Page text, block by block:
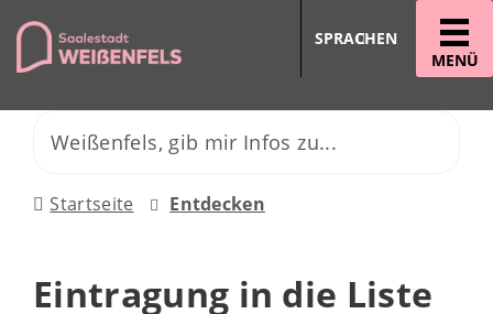
MENÜ
SPRACHEN
Startseite Entdecken
Eintragung in die Liste